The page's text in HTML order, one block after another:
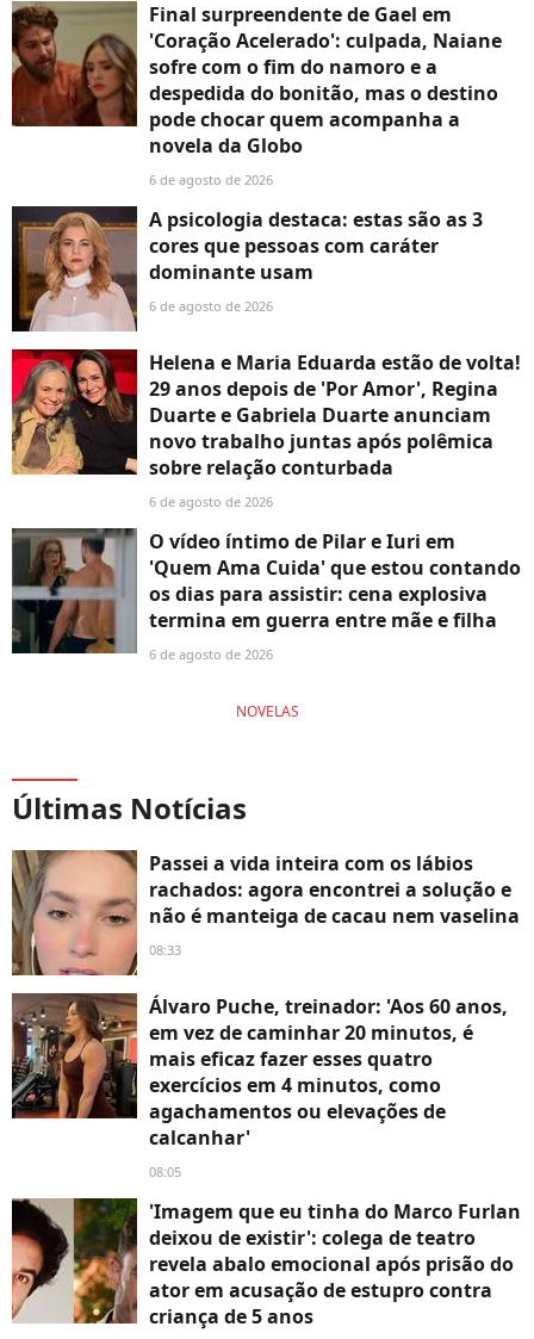
Final surpreendente de Gael em
'Coração Acelerado': culpada, Naiane
sofre com o fim do namoro e a
despedida do bonitão, mas o destino
pode chocar quem acompanha a
novela da Globo
6 de agosto de 2026
A psicologia destaca: estas são as 3
cores que pessoas com caráter
dominante usam
6 de agosto de 2026
Helena e Maria Eduarda estão de volta!
29 anos depois de 'Por Amor', Regina
Duarte e Gabriela Duarte anunciam
novo trabalho juntas após polêmica
sobre relação conturbada
6 de agosto de 2026
O vídeo íntimo de Pilar e Iuri em
'Quem Ama Cuida' que estou contando
os dias para assistir: cena explosiva
termina em guerra entre mãe e filha
6 de agosto de 2026
NOVELAS
Últimas Notícias
Passei a vida inteira com os lábios
rachados: agora encontrei a solução e
não é manteiga de cacau nem vaselina
08:33
Álvaro Puche, treinador: 'Aos 60 anos,
em vez de caminhar 20 minutos, é
mais eficaz fazer esses quatro
exercícios em 4 minutos, como
agachamentos ou elevações de
calcanhar'
08:05
'Imagem que eu tinha do Marco Furlan
deixou de existir': colega de teatro
revela abalo emocional após prisão do
ator em acusação de estupro contra
criança de 5 anos